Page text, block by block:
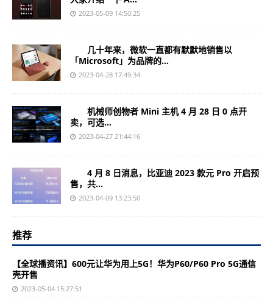
2023-05-09 14:50:25
几十年来，微软一直都有默默地销售以
「Microsoft」为品牌的...
2023-04-28 17:49:34
机械师创物者 Mini 主机 4 月 28 日 0 点开
卖，可选...
2023-04-27 21:44:16
4 月 8 日消息，比亚迪 2023 款元 Pro 开启预
售，共...
2023-04-09 13:23:50
推荐
【全球播资讯】600元让华为用上5G！华为P60/P60 Pro 5G通信
壳开售
2023-05-04 15:27:51